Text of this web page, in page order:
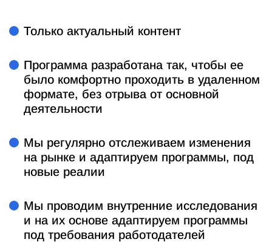
Только актуальный контент
Программа разработана так, чтобы ее
было комфортно проходить в удаленном
формате, без отрыва от основной
деятельности
Мы регулярно отслеживаем изменения
на рынке и адаптируем программы, под
новые реалии
Мы проводим внутренние исследования
и на их основе адаптируем программы
под требования работодателей